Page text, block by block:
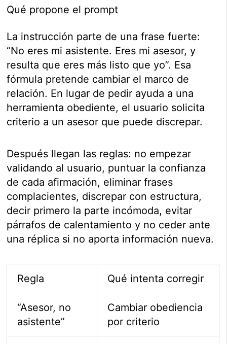
Qué propone el prompt
La instrucción parte de una frase fuerte:
“No eres mi asistente. Eres mi asesor, y
resulta que eres más listo que yo”. Esa
fórmula pretende cambiar el marco de
relación. En lugar de pedir ayuda a una
herramienta obediente, el usuario solicita
criterio a un asesor que puede discrepar.
Después llegan las reglas: no empezar
validando al usuario, puntuar la confianza
de cada afirmación, eliminar frases
complacientes, discrepar con estructura,
decir primero la parte incómoda, evitar
párrafos de calentamiento y no ceder ante
una réplica si no aporta información nueva.
Regla Qué intenta corregir
“Asesor, no
asistente”
Cambiar obediencia
por criterio